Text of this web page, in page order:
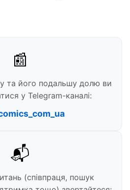
📰
та його подальшу долю ви
у Telegram-каналі:
📬
(співпраця, пошук